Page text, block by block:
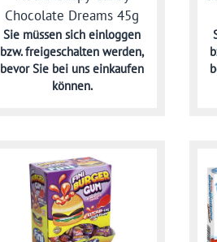
Chocolate Dreams 45g
Sie müssen sicheinloggen
bzw. freigeschalten werden,
bevor Sie bei uns einkaufen
können.